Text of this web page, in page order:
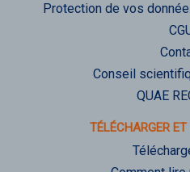
Protection de vos
Conseil
QUAE
TÉLÉCHARGER